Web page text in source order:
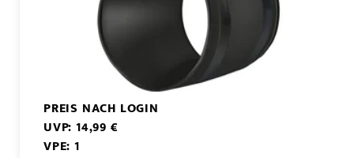
PREIS NACH LOGIN
UVP: 14,99 €
VPE: 1